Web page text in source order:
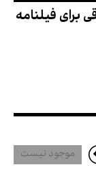
موجود نیست